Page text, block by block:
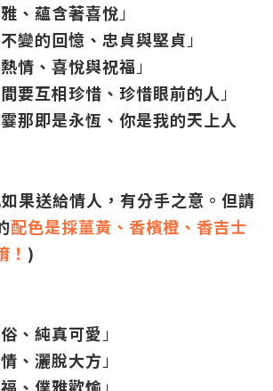
、蘊含著喜悅 」
變的回憶、忠貞與堅貞 」
情、喜悅與祝福 」
要互相珍惜、珍惜眼前的人 」
那即是永恆、你是我的天上人
果送給情人，有分手之意。但請
配色是採薑黃、香檳橙、香吉士
)
、純真可愛 」
、灑脫大方 」